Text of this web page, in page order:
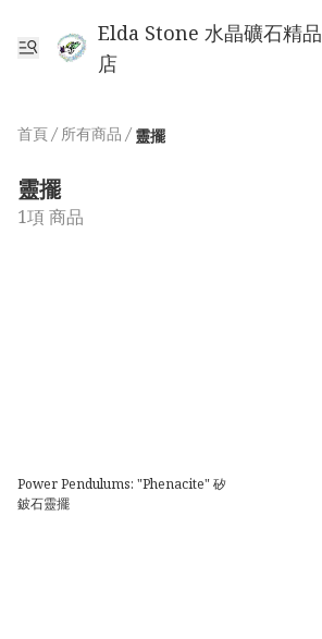
Elda Stone 水晶礦石精品
店
首頁 / 所有商品 / 靈擺
靈擺
1項 商品
Power Pendulums: "Phenacite" 矽
鈹石靈擺